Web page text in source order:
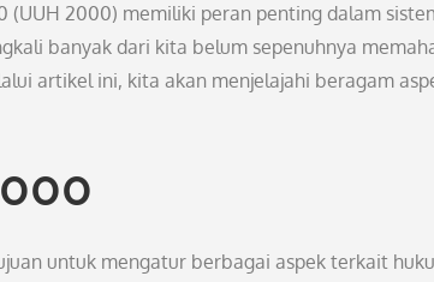
(UUH 2000) memiliki peran penting dalam
banyak dari kita belum sepenuhnya
artikel ini, kita akan menjelajahi beragam
untuk mengatur berbagai aspek terkait